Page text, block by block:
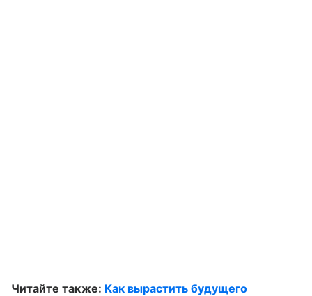
Читайте также: Как вырастить будущего